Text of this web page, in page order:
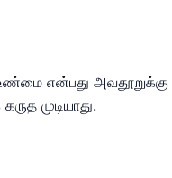
என்பது அவதூறுக்கு
முடியாது.